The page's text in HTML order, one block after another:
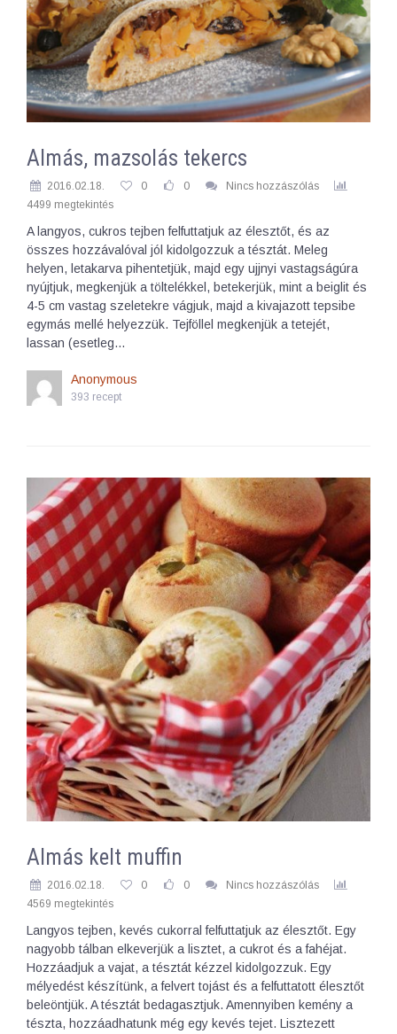
Almás, mazsolás tekercs
2016.02.18. 0 0
Nincs hozzászólás
4499 megtekintés
A langyos, cukros tejben felfuttatjuk az élesztőt, és az
összes hozzávalóval jól kidolgozzuk a tésztát. Meleg
helyen, letakarva pihentetjük, majd egy ujjnyi vastagságúra
nyújtjuk, megkenjük a töltelékkel, betekerjük, mint a beiglit és
4-5 cm vastag szeletekre vágjuk, majd a kivajazott tepsibe
egymás mellé helyezzük. Tejföllel megkenjük a tetejét,
lassan (esetleg…
Anonymous
393 recept
Almás kelt muffin
2016.02.18. 0 0
Nincs hozzászólás
4569 megtekintés
Langyos tejben, kevés cukorral felfuttatjuk az élesztőt. Egy
nagyobb tálban elkeverjük a lisztet, a cukrot és a fahéjat.
Hozzáadjuk a vajat, a tésztát kézzel kidolgozzuk. Egy
mélyedést készítünk, a felvert tojást és a felfuttatott élesztőt
beleöntjük. A tésztát bedagasztjuk. Amennyiben kemény a
tészta, hozzáadhatunk még egy kevés tejet. Lisztezett